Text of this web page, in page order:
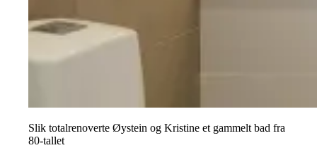
Slik totalrenoverte Øystein og Kristine et gammelt bad fra
80-tallet